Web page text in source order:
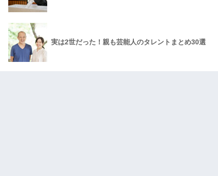
実は2世だった！親も芸能人のタレントまとめ30選